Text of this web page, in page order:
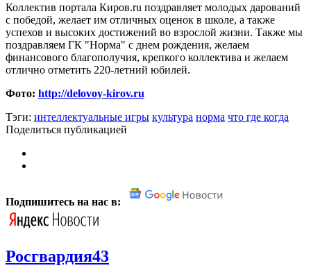
Коллектив портала Киров.ru поздравляет молодых дарований
с победой, желает им отличных оценок в школе, а также
успехов и высоких достижений во взрослой жизни. Также мы
поздравляем ГК "Норма" с днем рождения, желаем
финансового благополучия, крепкого коллектива и желаем
отлично отметить 220-летний юбилей.
Фото: http://delovoy-kirov.ru
Тэги: интеллектуальные игры культура норма что где когда
Поделиться публикацией
Подпишитесь на нас в:
Росгвардия43